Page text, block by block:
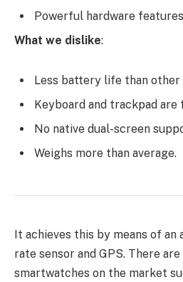
Powerful hardware
What we dislike:
Less battery life than other
Keyboard and trackpad are
No native dual-screen
Weighs more than average.
It achieves this by means of
rate sensor and GPS. There
smartwatches on the market